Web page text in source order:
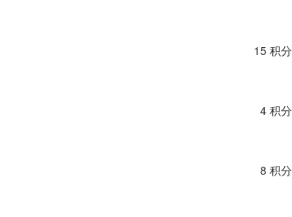
15 积分
4 积分
8 积分